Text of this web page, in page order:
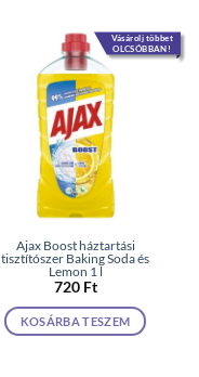
Vásárolj többet
OLCSÓBBAN!
Ajax Boost háztartási
tisztítószer Baking Soda és
Lemon 1 l
720 Ft
KOSÁRBA TESZEM